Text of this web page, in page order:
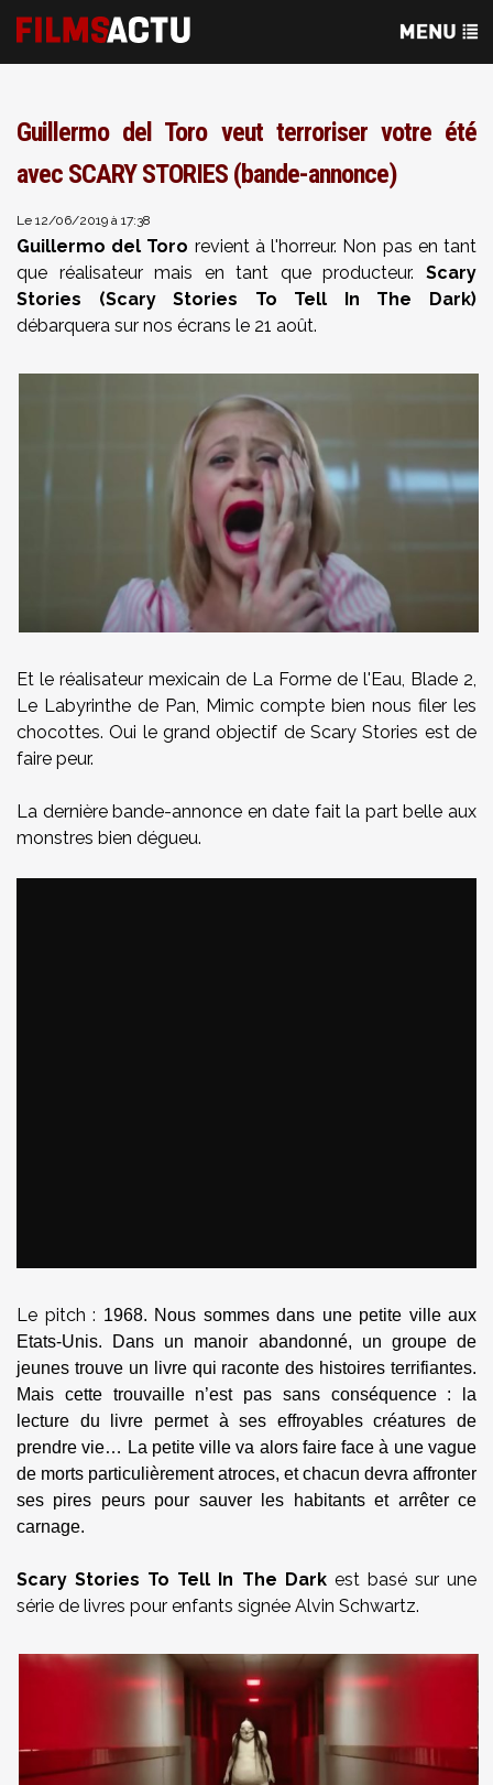
Guillermo del Toro veut terroriser votre été
avec SCARY STORIES (bande-annonce)
Le 12/06/2019 à 17:38
Guillermo del Toro revient à l'horreur. Non pas en tant
que réalisateur mais en tant que producteur. Scary
Stories (Scary Stories To Tell In The Dark)
débarquera sur nos écrans le 21 août.
Et le réalisateur mexicain de La Forme de l'Eau, Blade 2,
Le Labyrinthe de Pan, Mimic compte bien nous filer les
chocottes. Oui le grand objectif de Scary Stories est de
faire peur.
La dernière bande-annonce en date fait la part belle aux
monstres bien dégueu.
Le pitch : 1968. Nous sommes dans une petite ville aux
Etats-Unis. Dans un manoir abandonné, un groupe de
jeunes trouve un livre qui raconte des histoires terrifiantes.
Mais cette trouvaille n’est pas sans conséquence : la
lecture du livre permet à ses effroyables créatures de
prendre vie… La petite ville va alors faire face à une vague
de morts particulièrement atroces, et chacun devra affronter
ses pires peurs pour sauver les habitants et arrêter ce
carnage.
Scary Stories To Tell In The Darkest basé sur une
série de livres pour enfants signée Alvin Schwartz.